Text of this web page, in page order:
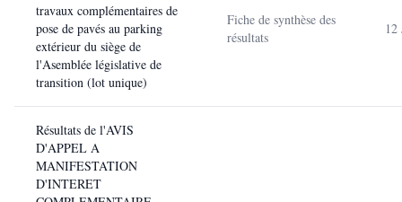
travaux complémentaires de
pose de pavés au parking
extérieur du siège de
l'Asemblée législative de
transition (lot unique)
Fiche de synthèse des
résultats
12
Résultats de l'AVIS
D'APPEL A
MANIFESTATION
D'INTERET